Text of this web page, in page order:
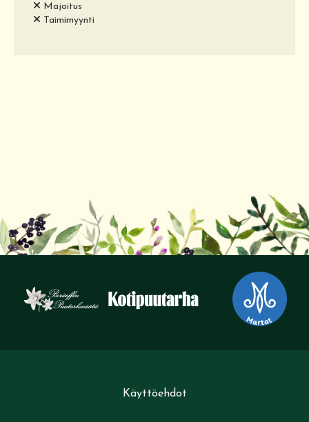
Majoitus
Taimimyynti
Käyttöehdot